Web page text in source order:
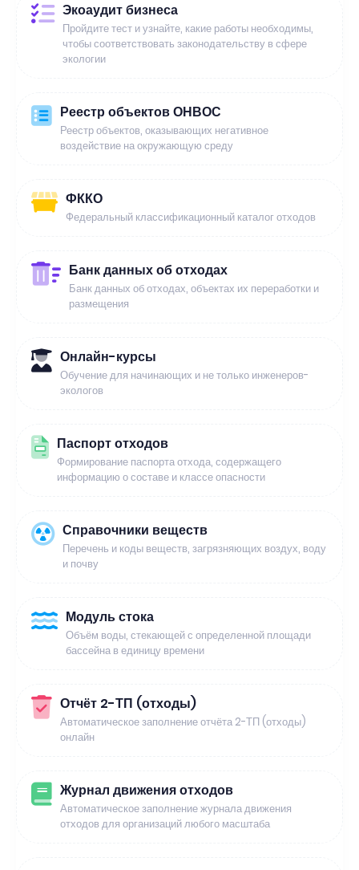
Экоаудит бизнеса
Пройдите тест и узнайте, какие работы необходимы,
чтобы соответствовать законодательству в сфере
экологии
Реестр объектов ОНВОС
Реестр объектов, оказывающих негативное
воздействие на окружающую среду
ФККО
Федеральный классификационный каталог отходов
Банк данных об отходах
Банк данных об отходах, объектах их переработки и
размещения
Онлайн-курсы
Обучение для начинающих и не только инженеров-
экологов
Паспорт отходов
Формирование паспорта отхода, содержащего
информацию о составе и классе опасности
Справочники веществ
Перечень и коды веществ, загрязняющих воздух, воду
и почву
Модуль стока
Объём воды, стекающей с определенной площади
бассейна в единицу времени
Отчёт 2-ТП (отходы)
Автоматическое заполнение отчёта 2-ТП (отходы)
онлайн
Журнал движения отходов
Автоматическое заполнение журнала движения
отходов для организаций любого масштаба